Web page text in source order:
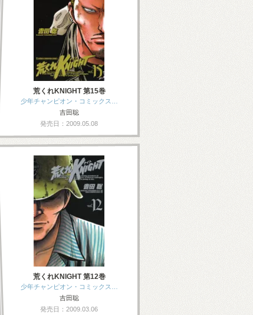
荒くれKNIGHT 第15巻
少年チャンピオン・コミックス…
吉田聡
発売日：2009.05.08
荒くれKNIGHT 第12巻
少年チャンピオン・コミックス…
吉田聡
発売日：2009.03.06